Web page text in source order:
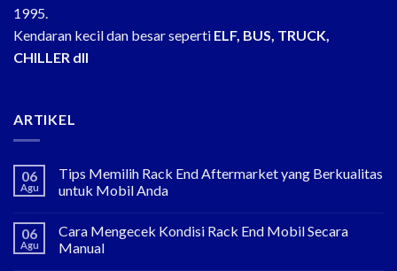
1995.
Kendaran kecil dan besar seperti ELF, BUS, TRUCK,
CHILLER dll
ARTIKEL
06
Agu
Tips Memilih Rack End Aftermarket yang Berkualitas
untuk Mobil Anda
06
Agu
Cara Mengecek Kondisi Rack End Mobil Secara
Manual